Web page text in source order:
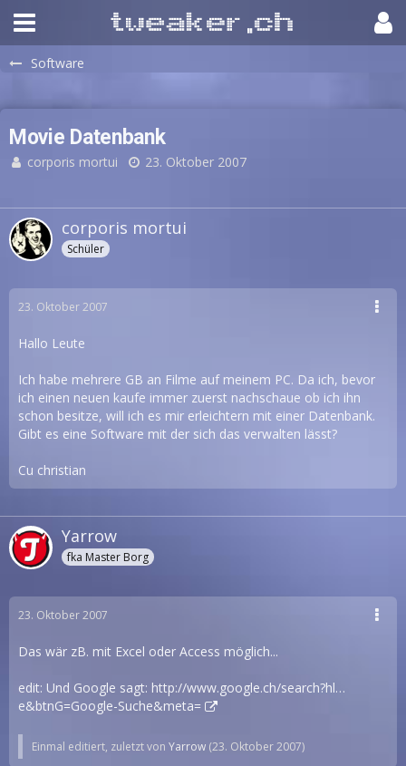
Software
Movie Datenbank
corporis mortui 23. Oktober 2007
corporis mortui
Schüler
23. Oktober 2007
Hallo Leute
Ich habe mehrere GB an Filme auf meinem PC. Da ich, bevor
ich einen neuen kaufe immer zuerst nachschaue ob ich ihn
schon besitze, will ich es mir erleichtern mit einer Datenbank.
Gibt es eine Software mit der sich das verwalten lässt?
Cu christian
Yarrow
fka Master Borg
23. Oktober 2007
Das wär zB. mit Excel oder Access möglich...
edit: Und Google sagt: http://www.google.ch/search?hl…
e&btnG=Google-Suche&meta=
Einmal editiert, zuletzt von Yarrow (23. Oktober 2007)